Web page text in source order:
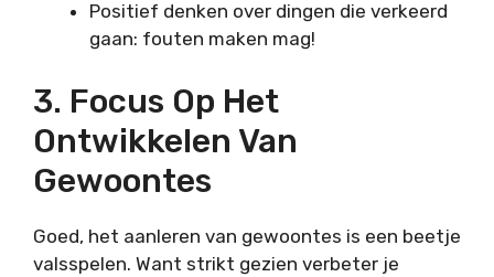
Positief denken over dingen die verkeerd
gaan: fouten maken mag!
3. Focus Op Het
Ontwikkelen Van
Gewoontes
Goed, het aanleren van gewoontes is een beetje
valsspelen. Want strikt gezien verbeter je